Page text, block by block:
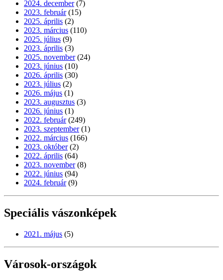
2024. december (7)
2023. február (15)
2025. április (2)
2023. március (110)
2025. július (9)
2023. április (3)
2025. november (24)
2023. június (10)
2026. április (30)
2023. július (2)
2026. május (1)
2023. augusztus (3)
2026. június (1)
2022. február (249)
2023. szeptember (1)
2022. március (166)
2023. október (2)
2022. április (64)
2023. november (8)
2022. június (94)
2024. február (9)
Speciális vászonképek
2021. május (5)
Városok-országok